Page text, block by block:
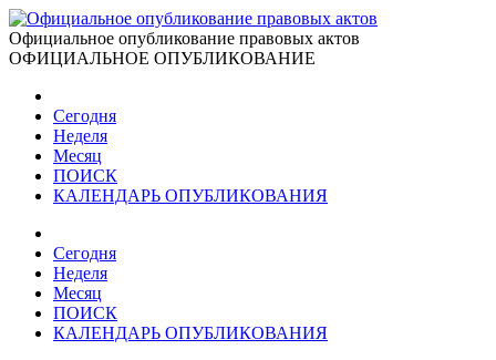
Официальное опубликование правовых актов
ОФИЦИАЛЬНОЕ ОПУБЛИКОВАНИЕ
Сегодня
Неделя
Месяц
ПОИСК
КАЛЕНДАРЬ ОПУБЛИКОВАНИЯ
Сегодня
Неделя
Месяц
ПОИСК
КАЛЕНДАРЬ ОПУБЛИКОВАНИЯ